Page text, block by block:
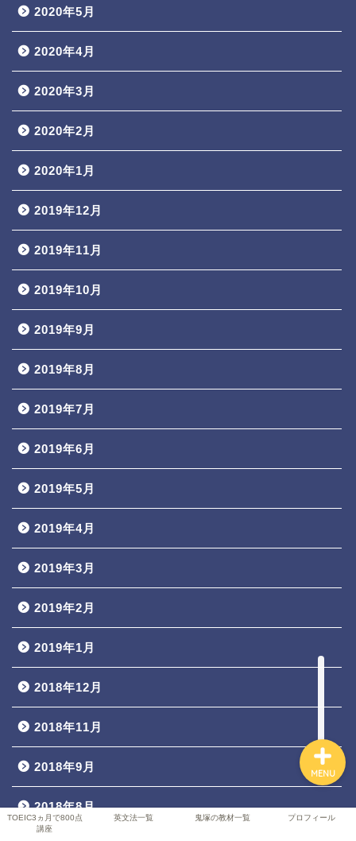
2020年5月
2020年4月
2020年3月
2020年2月
2020年1月
2019年12月
2019年11月
2019年10月
2019年9月
2019年8月
2019年7月
2019年6月
2019年5月
2019年4月
2019年3月
2019年2月
2019年1月
2018年12月
2018年11月
2018年9月
2018年8月
TOEIC3ヵ月で800点
講座
英文法一覧 鬼塚の教材一覧 プロフィール
MENU
TOEIC3ヵ月で800点講座